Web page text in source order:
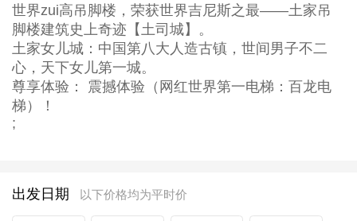
世界zui高吊脚楼，荣获世界吉尼斯之最——土家吊
脚楼建筑史上奇迹【土司城】。
土家女儿城：中国第八大人造古镇，世间男子不二
心，天下女儿第一城。
尊享体验： 震撼体验（网红世界第一电梯：百龙电
梯）！
;
出发日期 以下价格均为平时价